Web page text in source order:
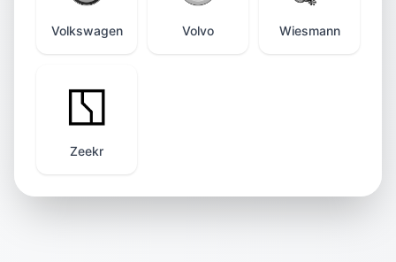
Volkswagen Volvo Wiesmann
Zeekr